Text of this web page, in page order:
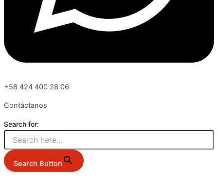
+58 424 400 28 06
Contáctanos
Search for:
Search Button